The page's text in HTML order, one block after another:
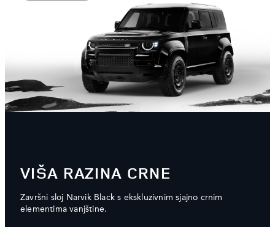
VIŠA RAZINA CRNE
Završni sloj Narvik Black s ekskluzivnim sjajno crnim
elementima vanjštine.